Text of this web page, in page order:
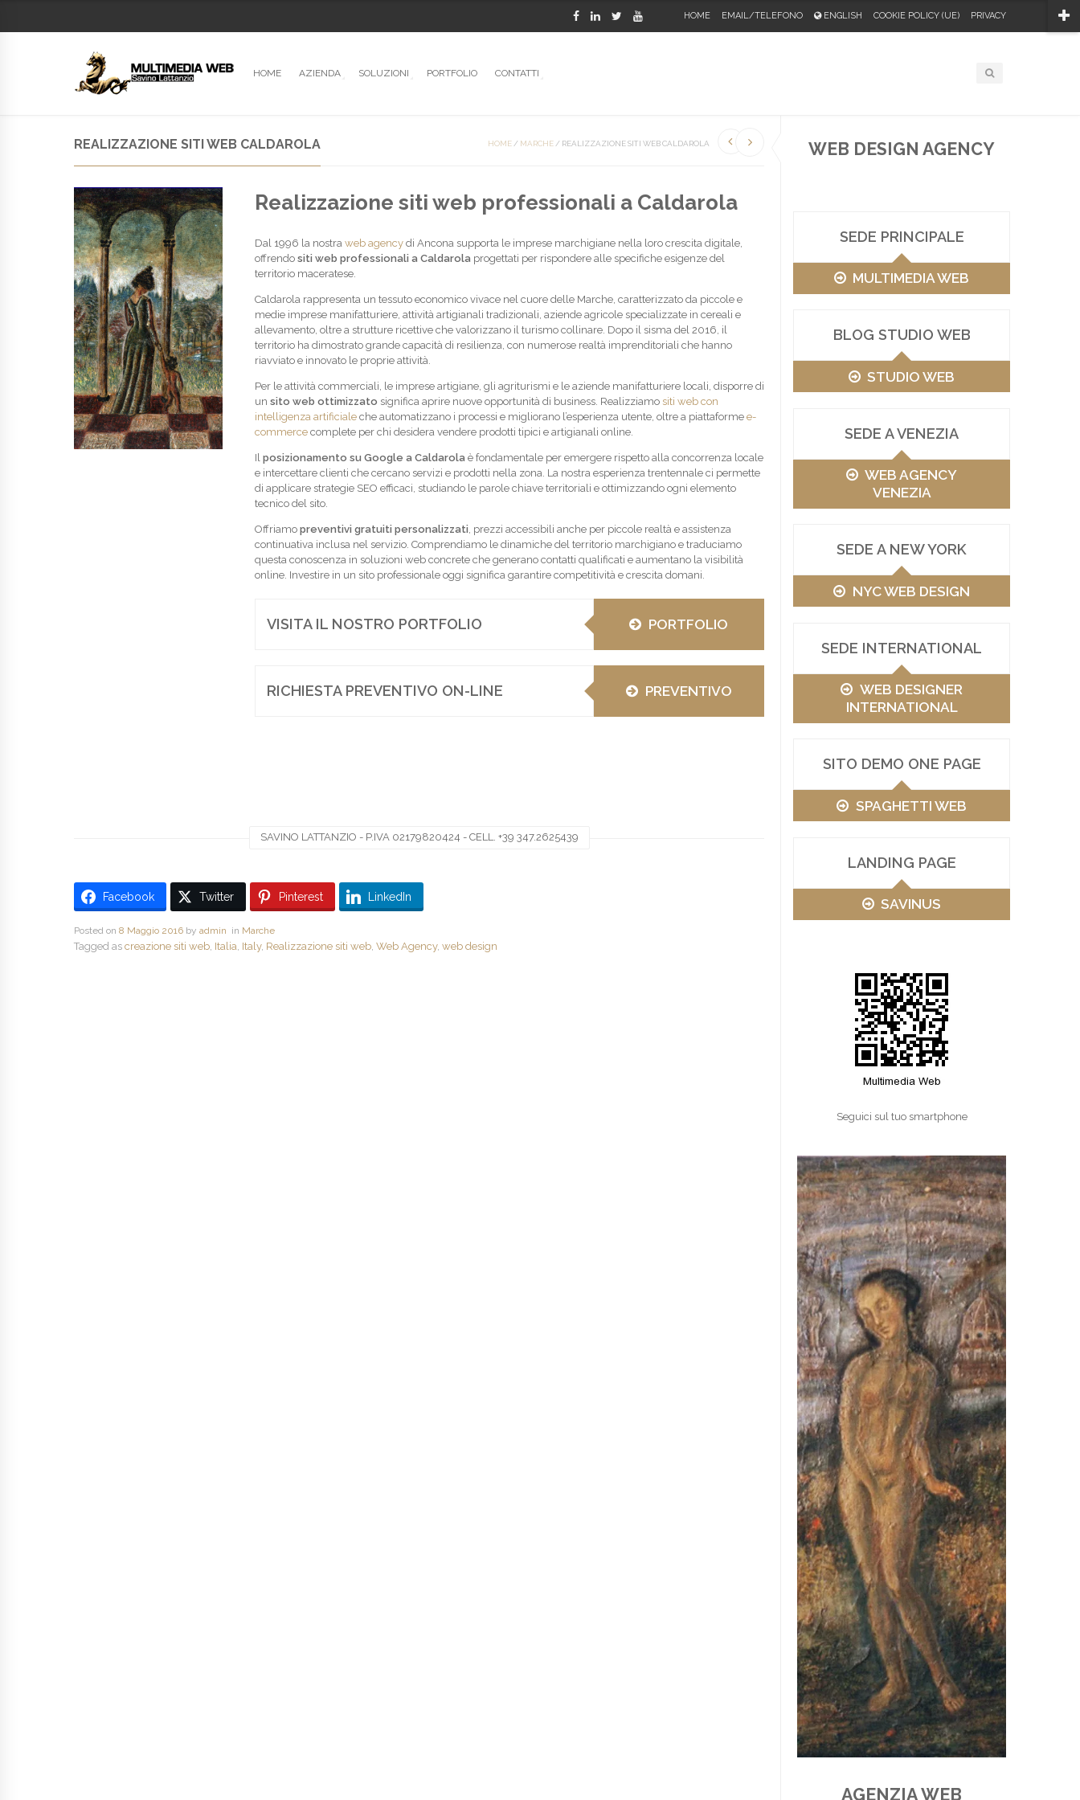
HOME EMAIL/TELEFONO ENGLISH COOKIE POLICY (UE) PRIVACY
HOME AZIENDA SOLUZIONI PORTFOLIO CONTATTI
WEB DESIGN AGENCY
SEDE PRINCIPALE
MULTIMEDIA WEB
BLOG STUDIO WEB
STUDIO WEB
SEDE A VENEZIA
WEB AGENCY
VENEZIA
SEDE A NEW YORK
NYC WEB DESIGN
SEDE INTERNATIONAL
WEB DESIGNER
INTERNATIONAL
SITO DEMO ONE PAGE
SPAGHETTI WEB
LANDING PAGE
SAVINUS
Seguici sul tuo smartphone
AGENZIA WEB
HOME / MARCHE / REALIZZAZIONE SITI WEB CALDAROLA
REALIZZAZIONE SITI WEB CALDAROLA
Realizzazione siti web professionali a Caldarola
Dal 1996 la nostra web agencydi Ancona supporta le imprese marchigiane nella loro crescita digitale,
offrendo siti web professionali a Caldarolaprogettati per rispondere alle specifiche esigenze del
territorio maceratese.
Caldarola rappresenta un tessuto economico vivace nel cuore delle Marche, caratterizzato da piccole e
medie imprese manifatturiere, attività artigianali tradizionali, aziende agricole specializzate in cereali e
allevamento, oltre a strutture ricettive che valorizzano il turismo collinare. Dopo il sisma del 2016, il
territorio ha dimostrato grande capacità di resilienza, con numerose realtà imprenditoriali che hanno
riavviato e innovato le proprie attività.
Per le attività commerciali, le imprese artigiane, gli agriturismi e le aziende manifatturiere locali, disporre di
un sito web ottimizzato significa aprire nuove opportunità di business. Realizziamo siti web con
intelligenza artificialeche automatizzano i processi e migliorano l’esperienza utente, oltre a piattaforme e-
commercecomplete per chi desidera vendere prodotti tipici e artigianali online.
Il posizionamento su Google a Caldarolaè fondamentale per emergere rispetto alla concorrenza locale
e intercettare clienti che cercano servizi e prodotti nella zona. La nostra esperienza trentennale ci permette
di applicare strategie SEO efficaci, studiando le parole chiave territoriali e ottimizzando ogni elemento
tecnico del sito.
Offriamo preventivi gratuiti personalizzati, prezzi accessibili anche per piccole realtà e assistenza
continuativa inclusa nel servizio. Comprendiamo le dinamiche del territorio marchigiano e traduciamo
questa conoscenza in soluzioni web concrete che generano contatti qualificati e aumentano la visibilità
online. Investire in un sito professionale oggi significa garantire competitività e crescita domani.
VISITA IL NOSTRO PORTFOLIO PORTFOLIO
RICHIESTA PREVENTIVO ON-LINE PREVENTIVO
SAVINO LATTANZIO - P.IVA 02179820424 - CELL. +39 347.2625439
Facebook Twitter Pinterest LinkedIn
Posted on 8 Maggio 2016 by admin in Marche
Tagged as creazione siti web Italia Italy, Realizzazione siti web Web Agency, web design